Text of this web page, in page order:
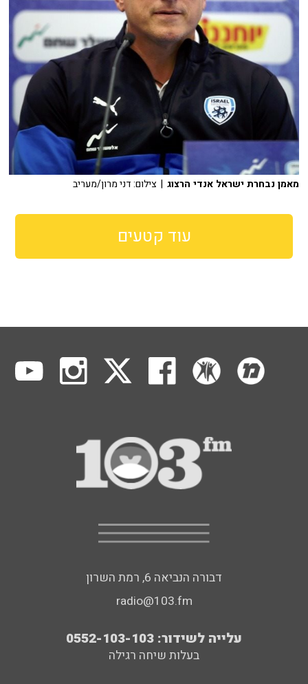
מאמן נבחרת ישראל אנדי הרצוג | צילום: דני מרון/מעריב
עוד קטעים
דבורה הנביאה 6, רמת השרון
radio@103.fm
עלייה לשידור: 0552-103-103
בעלות שיחה רגילה